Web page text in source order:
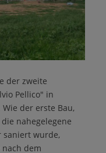
der zweite
Pellico" in
der erste Bau,
nahegelegene
saniert wurde,
dem